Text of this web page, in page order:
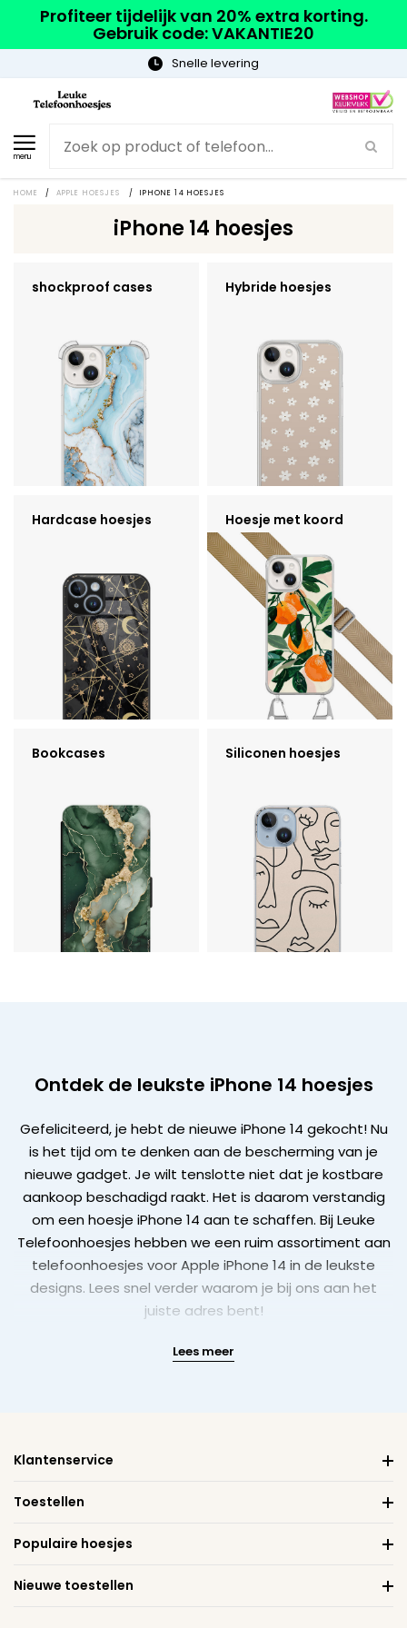
Profiteer tijdelijk van 20% extra korting.
Gebruik code: VAKANTIE20
Snelle levering
menu
HOME / APPLE HOESJES / IPHONE 14 HOESJES
iPhone 14 hoesjes
shockproof cases Hybride hoesjes
Hardcase hoesjes Hoesje met koord
Bookcases Siliconen hoesjes
Ontdek de leukste iPhone 14 hoesjes
Gefeliciteerd, je hebt de nieuwe iPhone 14 gekocht! Nu
is het tijd om te denken aan de bescherming van je
nieuwe gadget. Je wilt tenslotte niet dat je kostbare
aankoop beschadigd raakt. Het is daarom verstandig
om een hoesje iPhone 14 aan te schaffen. Bij Leuke
Telefoonhoesjes hebben we een ruim assortiment aan
telefoonhoesjes voor Apple iPhone 14 in de leukste
designs. Lees snel verder waarom je bij ons aan het
juiste adres bent!
Lees meer
Klantenservice
Toestellen
Populaire hoesjes
Nieuwe toestellen